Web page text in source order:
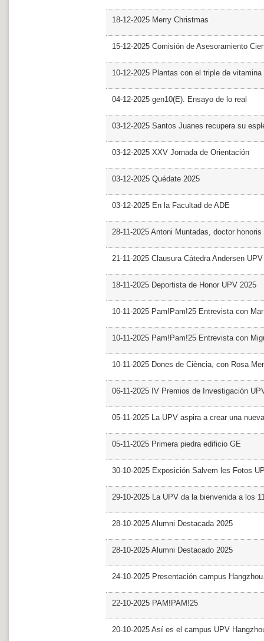
18-12-2025 Merry Christmas
15-12-2025 Comisión de Asesoramiento
10-12-2025 Plantas con el triple de vitamina
04-12-2025 gen10(E). Ensayo de lo real
03-12-2025 Santos Juanes recupera su
03-12-2025 XXV Jornada de Orientación
03-12-2025 Quédate 2025
03-12-2025 En la Facultad de ADE
28-11-2025 Antoni Muntadas, doctor
21-11-2025 Clausura Cátedra Andersen UPV
18-11-2025 Deportista de Honor UPV 2025
10-11-2025 Pam!Pam!25 Entrevista con
10-11-2025 Pam!Pam!25 Entrevista con
10-11-2025 Dones de Ciència, con Rosa
06-11-2025 IV Premios de Investigación
05-11-2025 La UPV aspira a crear una
05-11-2025 Primera piedra edificio GE
30-10-2025 Exposición Salvem les Fotos
29-10-2025 La UPV da la bienvenida a los
28-10-2025 Alumni Destacada 2025
28-10-2025 Alumni Destacado 2025
24-10-2025 Presentación campus
22-10-2025 PAM!PAM!25
20-10-2025 Así es el campus UPV